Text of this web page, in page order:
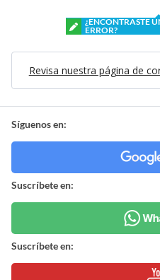
¿ENCONTRASTE
ERROR?
Revisa nuestra página de
Síguenos en:
Suscríbete en:
Suscríbete en: